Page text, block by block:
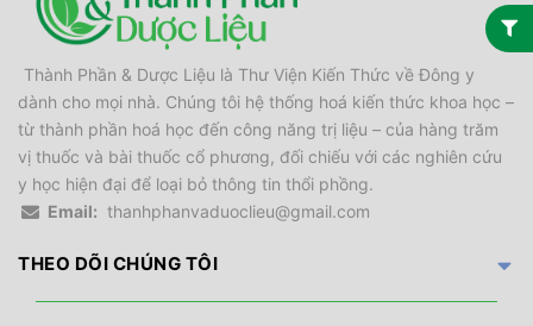
Thành Phần & Dược Liệu là Thư Viện Kiến Thức về Đông y
dành cho mọi nhà. Chúng tôi hệ thống hoá kiến thức khoa học –
từ thành phần hoá học đến công năng trị liệu – của hàng trăm
vị thuốc và bài thuốc cổ phương, đối chiếu với các nghiên cứu
y học hiện đại để loại bỏ thông tin thổi phồng.
Email: thanhphanvaduoclieu@gmail.com
THEO DÕI CHÚNG TÔI